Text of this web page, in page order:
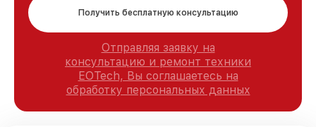
Получить бесплатную консультацию
Отправляя заявку на
консультацию и ремонт техники
EOTech, Вы соглашаетесь на
обработку персональных данных